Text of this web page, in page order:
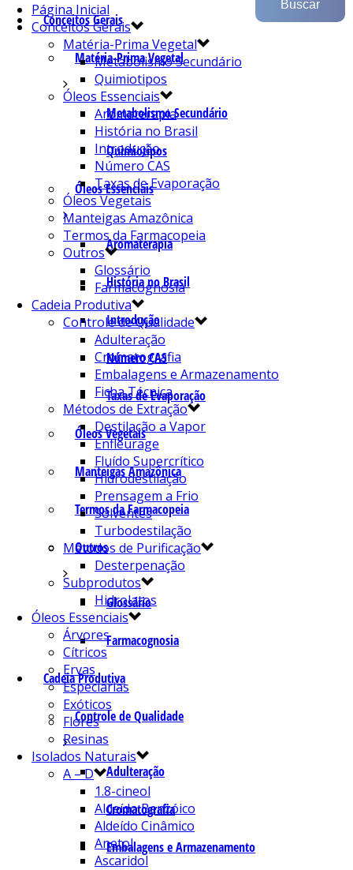
Conceitos Gerais
Matéria-Prima Vegetal
Metabolismo Secundário
Quimiotipos
Óleos Essenciais
Aromaterapia
História no Brasil
Introdução
Número CAS
Taxas de Evaporação
Óleos Vegetais
Manteigas Amazônica
Termos da Farmacopeia
Outros
Glossário
Farmacognosia
Cadeia Produtiva
Controle de Qualidade
Adulteração
Cromatografia
Embalagens e Armazenamento
Página Inicial
Conceitos Gerais
Matéria-Prima Vegetal
Metabolismo Secundário
Quimiotipos
Óleos Essenciais
Aromaterapia
História no Brasil
Introdução
Número CAS
Taxas de Evaporação
Óleos Vegetais
Manteigas Amazônica
Termos da Farmacopeia
Outros
Glossário
Farmacognosia
Cadeia Produtiva
Controle de Qualidade
Adulteração
Cromatografia
Embalagens e Armazenamento
Ficha Técnica
Métodos de Extração
Destilação a Vapor
Enfleurage
Fluído Supercrítico
Hidrodestilação
Prensagem a Frio
Solventes
Turbodestilação
Métodos de Purificação
Desterpenação
Subprodutos
Hidrolatos
Óleos Essenciais
Árvores
Cítricos
Ervas
Especiarias
Exóticos
Flores
Resinas
Isolados Naturais
A – D
1.8-cineol
Aldeído Benzóico
Aldeído Cinâmico
Anetol
Ascaridol